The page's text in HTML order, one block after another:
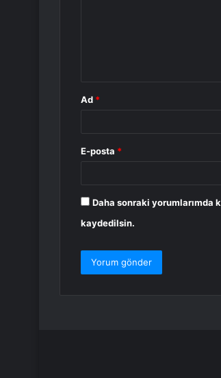
Ad *
E-posta *
Daha sonraki yorumlarımda
kaydedilsin.